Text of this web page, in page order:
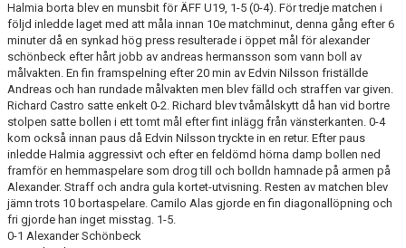
MEDLEMS OCH TRÄNINGSAVGIFTER
Halmia borta blev en munsbit för ÄFF U19, 1-5 (0-4). För tredje matchen i
följd inledde laget med att måla innan 10e matchminut, denna gång efter 6
minuter då en synkad hög press resulterade i öppet mål för alexander
schönbeck efter hårt jobb av andreas hermansson som vann boll av
målvakten. En fin framspelning efter 20 min av Edvin Nilsson friställde
Andreas och han rundade målvakten men blev fälld och straffen var given.
Richard Castro satte enkelt 0-2. Richard blev tvåmålskytt då han vid bortre
stolpen satte bollen i ett tomt mål efter fint inlägg från vänsterkanten. 0-4
kom också innan paus då Edvin Nilsson tryckte in en retur. Efter paus
inledde Halmia aggressivt och efter en feldömd hörna damp bollen ned
framför en hemmaspelare som drog till och bolldn hamnade på armen på
Alexander. Straff och andra gula kortet-utvisning. Resten av matchen blev
jämn trots 10 bortaspelare. Camilo Alas gjorde en fin diagonallöpning och
fri gjorde han inget misstag. 1-5.
0-1 Alexander Schönbeck